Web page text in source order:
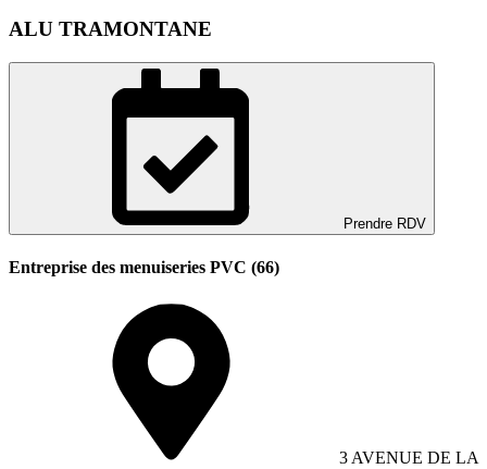
ALU TRAMONTANE
Prendre RDV
Entreprise des menuiseries PVC (66)
3 AVENUE DE LA